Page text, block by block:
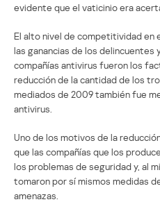
evidente que el vaticinio era
El alto nivel de competitividad en
las ganancias de los delincuentes
compañías antivirus fueron los
reducción de la cantidad de los
mediados de 2009 también fue
antivirus.
Uno de los motivos de la
que las compañías que los
los problemas de seguridad y, al
tomaron por sí mismos medidas
amenazas.